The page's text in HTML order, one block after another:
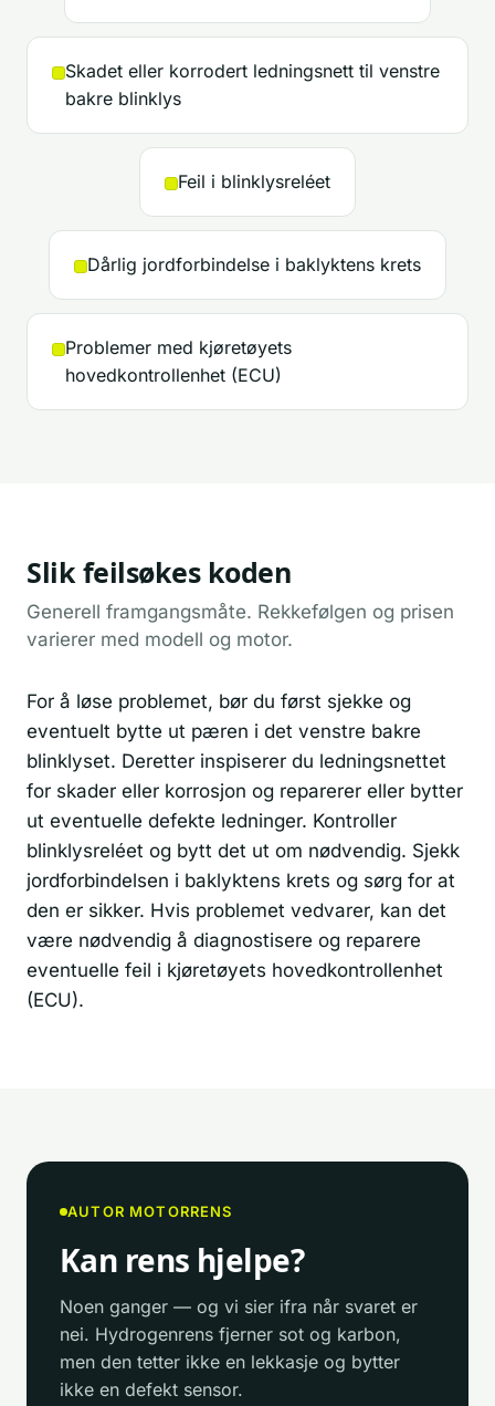
Skadet eller korrodert ledningsnett til venstre
bakre blinklys
Feil i blinklysreléet
Dårlig jordforbindelse i baklyktens krets
Problemer med kjøretøyets
hovedkontrollenhet (ECU)
Slik feilsøkes koden
Generell framgangsmåte. Rekkefølgen og prisen
varierer med modell og motor.
For å løse problemet, bør du først sjekke og
eventuelt bytte ut pæren i det venstre bakre
blinklyset. Deretter inspiserer du ledningsnettet
for skader eller korrosjon og reparerer eller bytter
ut eventuelle defekte ledninger. Kontroller
blinklysreléet og bytt det ut om nødvendig. Sjekk
jordforbindelsen i baklyktens krets og sørg for at
den er sikker. Hvis problemet vedvarer, kan det
være nødvendig å diagnostisere og reparere
eventuelle feil i kjøretøyets hovedkontrollenhet
(ECU).
AUTOR MOTORRENS
Kan rens hjelpe?
Noen ganger — og vi sier ifra når svaret er
nei. Hydrogenrens fjerner sot og karbon,
men den tetter ikke en lekkasje og bytter
ikke en defekt sensor.